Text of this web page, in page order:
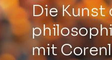
Die Kunst
mit